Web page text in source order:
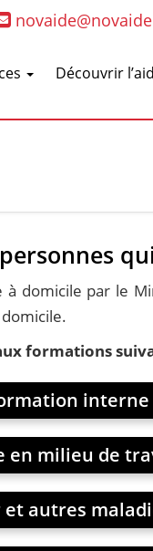
Découvrir
domicile par le
formations
interne
en milieu de
et autres